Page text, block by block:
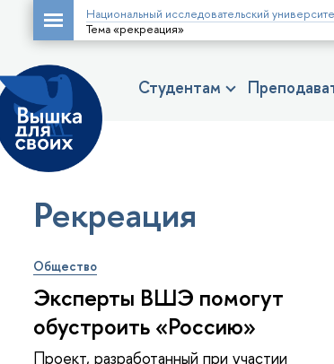
Национальный исследовательский
Тема «рекреация»
Студентам
Рекреация
Общество
Эксперты ВШЭ помогут
обустроить «Россию»
Проект, разработанный при участии